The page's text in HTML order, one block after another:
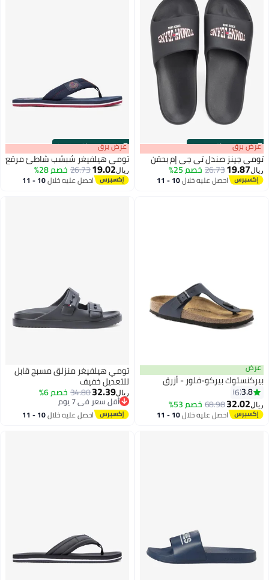
00m:00s
·باقي 100%
2
عرض برق
تومي جينز صندل تي جي إم بحقن
ريال19.87
26.73خصم 25%
احصل عليه خلال 10 - 11
00m:00s
·باقي 100%
3
عرض برق
تومي هيلفيغر شبشب شاطئ مرقع
ريال19.02
26.73خصم 28%
احصل عليه خلال 10 - 11
عرض
بيركنستوك بيركو-فلور - أزرق
3.8
6
ريال32.02
68.98خصم 53%
احصل عليه خلال 10 - 11
اغسطس
3
تومي هيلفيغر منزلق مسبح قابل
للتعديل خفيف
ريال32.39
34.80خصم 6%
أقل سعر في 7 يوم
أقل سعر في 7 يوماحصل عليه خلال 10 - 11
اغسطس